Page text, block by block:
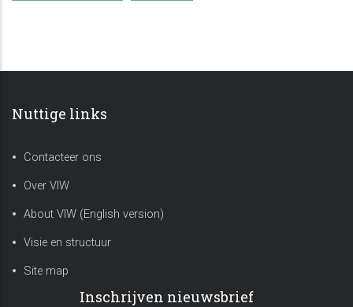
Nuttige links
Contacteer ons
Over VIW
About VIW (English version)
Visie en structuur
Site map
Inschrijven nieuwsbrief